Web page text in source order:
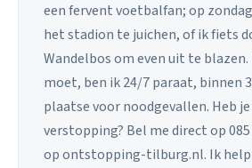
een fervent voetbalfan; op
het stadion te juichen, of ik fiets
Wandelbos om even uit te blazen.
moet, ben ik 24/7 paraat, binnen
plaatse voor noodgevallen. Heb je
verstopping? Bel me direct op 085
op ontstopping-tilburg.nl. Ik help